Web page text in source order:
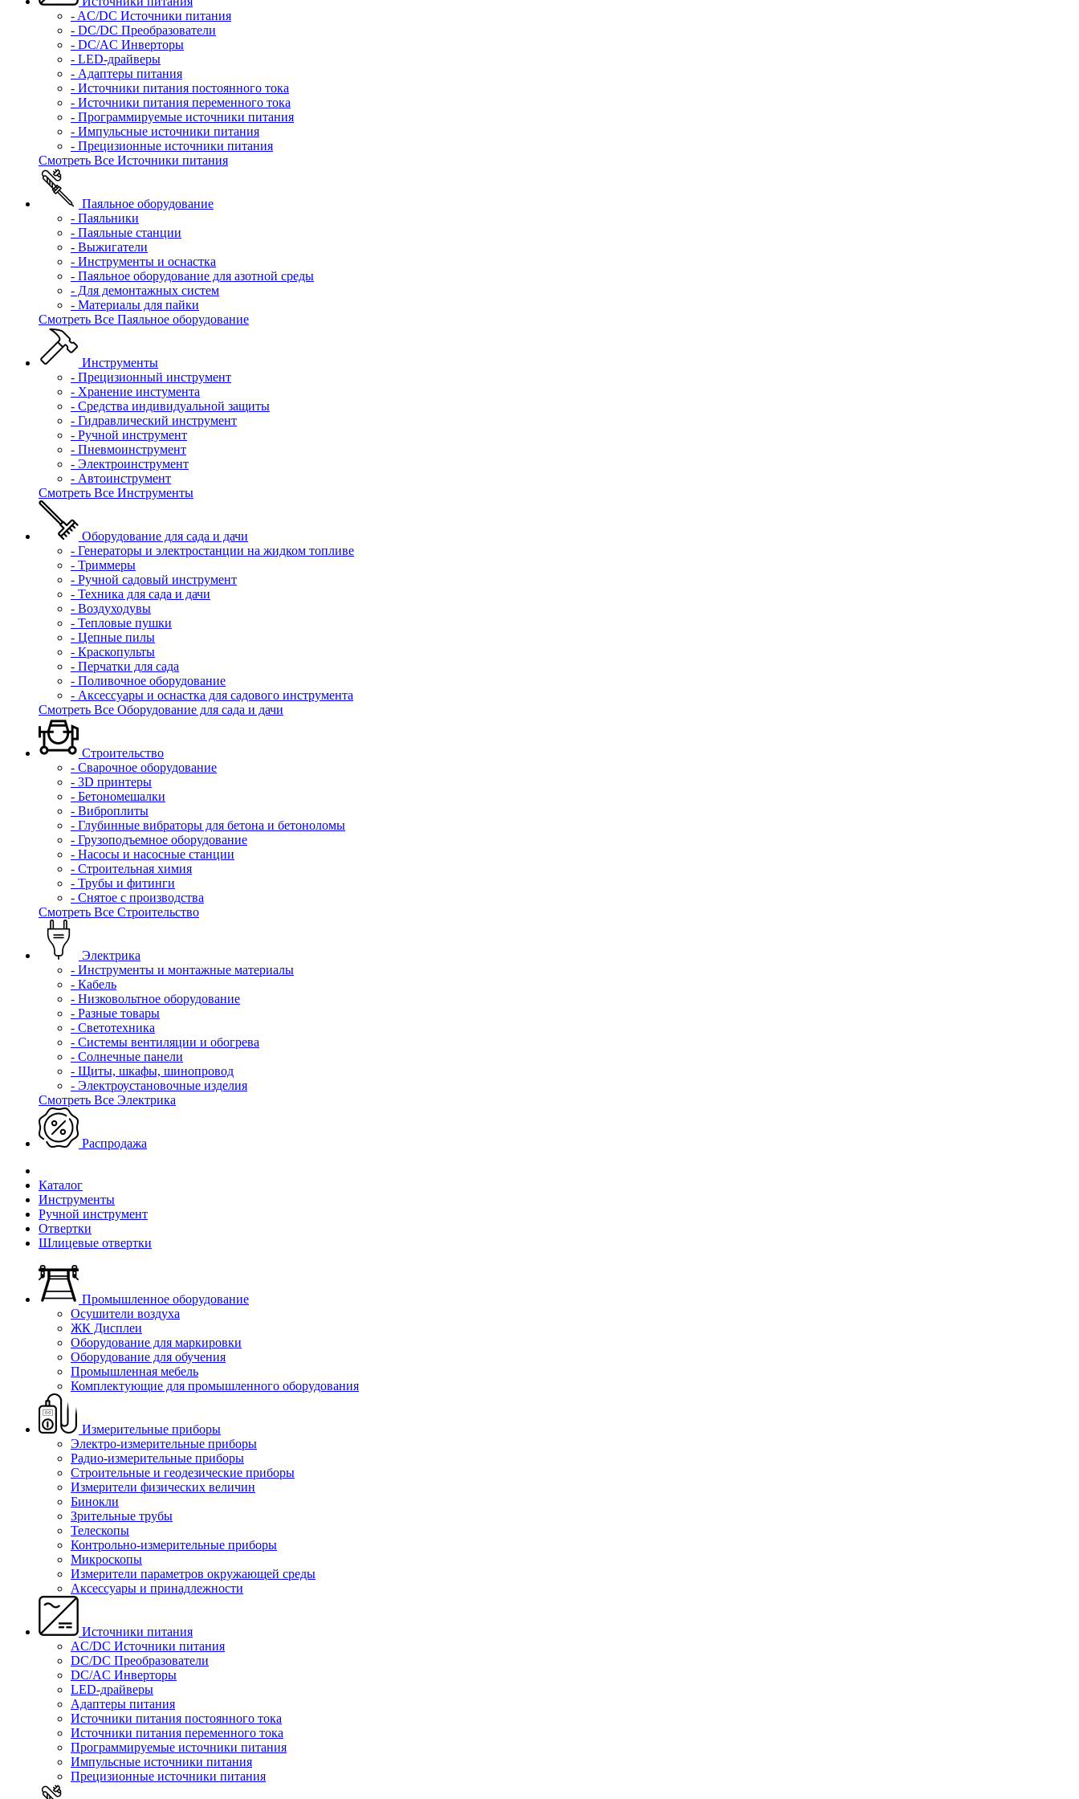
- AC/DC Источники питания
- DC/DC Преобразователи
- DC/AC Инверторы
- LED-драйверы
- Адаптеры питания
- Источники питания постоянного тока
- Источники питания переменного тока
- Программируемые источники питания
- Импульсные источники питания
- Прецизионные источники питания
Смотреть Все Источники питания
Паяльное оборудование
- Паяльники
- Паяльные станции
- Выжигатели
- Инструменты и оснастка
- Паяльное оборудование для азотной среды
- Для демонтажных систем
- Материалы для пайки
Смотреть Все Паяльное оборудование
Инструменты
- Прецизионный инструмент
- Хранение инстумента
- Средства индивидуальной защиты
- Гидравлический инструмент
- Ручной инструмент
- Пневмоинструмент
- Электроинструмент
- Автоинструмент
Смотреть Все Инструменты
Оборудование для сада и дачи
- Генераторы и электростанции на жидком топливе
- Триммеры
- Ручной садовый инструмент
- Техника для сада и дачи
- Воздуходувы
- Тепловые пушки
- Цепные пилы
- Краскопульты
- Перчатки для сада
- Поливочное оборудование
- Аксессуары и оснастка для садового инструмента
Смотреть Все Оборудование для сада и дачи
Строительство
- Сварочное оборудование
- 3D принтеры
- Бетономешалки
- Виброплиты
- Глубинные вибраторы для бетона и бетоноломы
- Грузоподъемное оборудование
- Насосы и насосные станции
- Строительная химия
- Трубы и фитинги
- Снятое с производства
Смотреть Все Строительство
Электрика
- Инструменты и монтажные материалы
- Кабель
- Низковольтное оборудование
- Разные товары
- Светотехника
- Системы вентиляции и обогрева
- Солнечные панели
- Щиты, шкафы, шинопровод
- Электроустановочные изделия
Смотреть Все Электрика
Распродажа
Каталог
Инструменты
Ручной инструмент
Отвертки
Шлицевые отвертки
Промышленное оборудование
Осушители воздуха
ЖК Дисплеи
Оборудование для маркировки
Оборудование для обучения
Промышленная мебель
Комплектующие для промышленного оборудования
Измерительные приборы
Электро-измерительные приборы
Радио-измерительные приборы
Строительные и геодезические приборы
Измерители физических величин
Бинокли
Зрительные трубы
Телескопы
Контрольно-измерительные приборы
Микроскопы
Измерители параметров окружающей среды
Аксессуары и принадлежности
Источники питания
AC/DC Источники питания
DC/DC Преобразователи
DC/AC Инверторы
LED-драйверы
Адаптеры питания
Источники питания постоянного тока
Источники питания переменного тока
Программируемые источники питания
Импульсные источники питания
Прецизионные источники питания